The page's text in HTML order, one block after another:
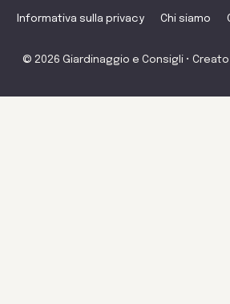
Informativa sulla privacy Chi siamo
© 2026 Giardinaggio e Consigli •